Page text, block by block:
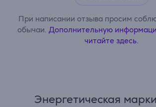
При написании отзыва просим
обычаи. Дополнительную
читайте здесь.
Энергетическая